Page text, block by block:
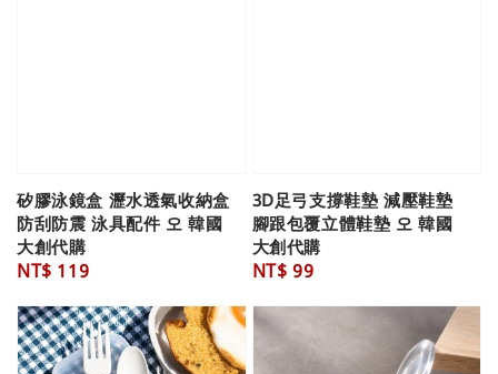
矽膠泳鏡盒 瀝水透氣收納盒
防刮防震 泳具配件 오 韓國
大創代購
Regular
NT$ 119
3D足弓支撐鞋墊 減壓鞋墊
腳跟包覆立體鞋墊 오 韓國
大創代購
Regular
NT$ 99